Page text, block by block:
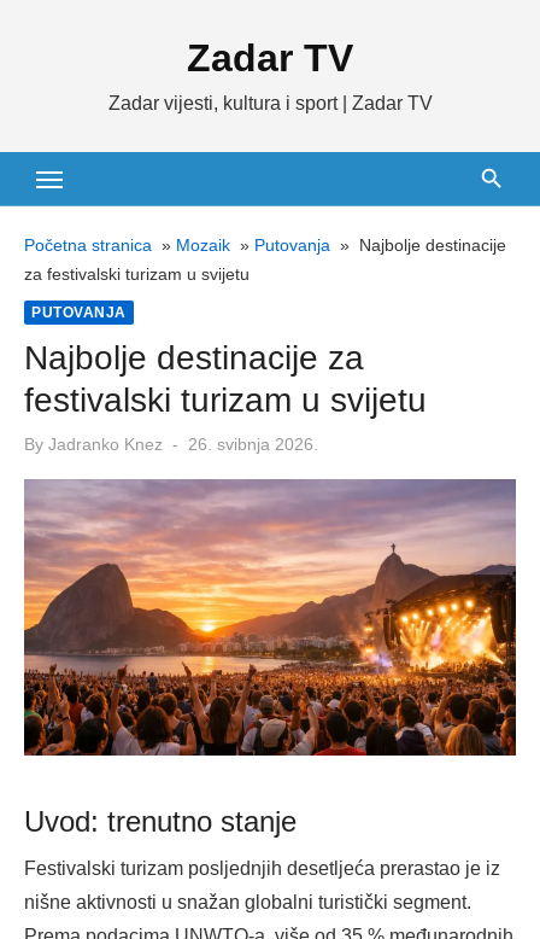
Zadar TV
Zadar vijesti, kultura i sport | Zadar TV
Početna stranica » Mozaik » Putovanja » Najbolje destinacije
za festivalski turizam u svijetu
PUTOVANJA
Najbolje destinacije za
festivalski turizam u svijetu
By Jadranko Knez
Posted
26. svibnja 2026.
Uvod: trenutno stanje
Festivalski turizam posljednjih desetljeća prerastao je iz
nišne aktivnosti u snažan globalni turistički segment.